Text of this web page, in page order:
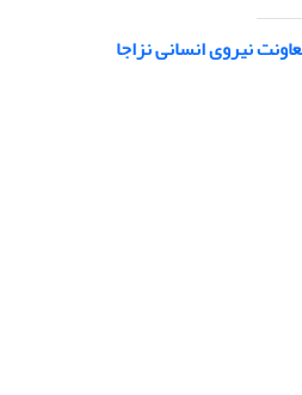
نیروی انسانی نزاجا